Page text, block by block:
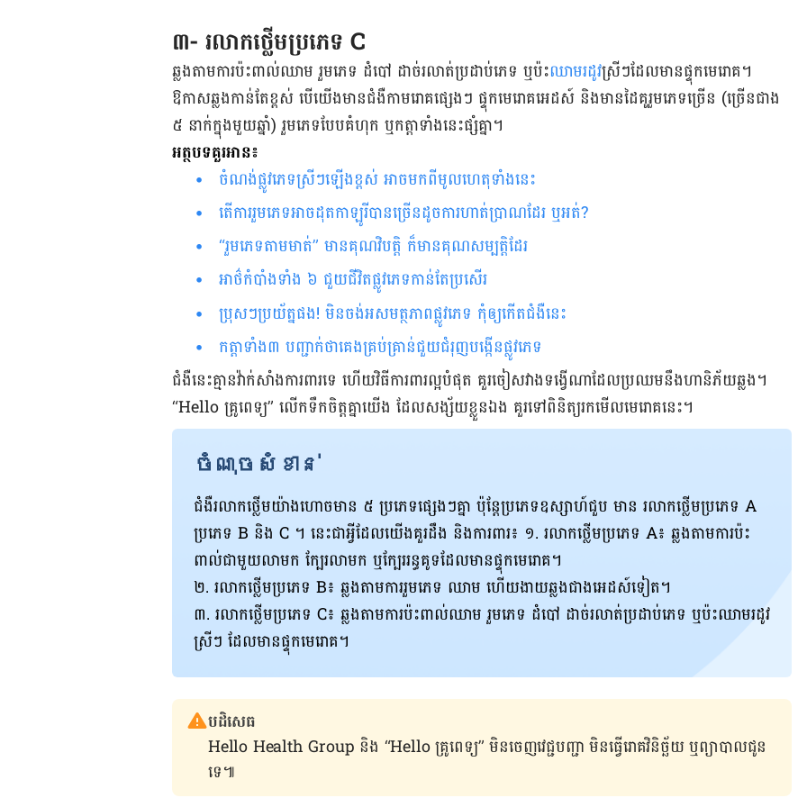
៣- រលាកថ្លើមប្រភេទ C
ឆ្លង​តាម​ការ​ប៉ះ​ពាល់​​ឈាម ​រួម​ភេទ ដំបៅ​ ​​ដាច់​រលាត់​ប្រដាប់​ភេទ ​ឬ​ប៉ះឈាម​រដូវស្រីៗដែល​មាន​ផ្ទុក​មេរោគ។
ឱកាស​​ឆ្លង​កាន់​តែ​ខ្ពស់ បើ​​យើង​មាន​ជំងឺ​កាម​រោគ​ផ្សេងៗ ផ្ទុក​មេរោគ​អេដស៍ និងមាន​ដៃ​គូ​រួម​ភេទ​ច្រើន (​ច្រើន​ជាង​
៥ នាក់​ក្នុង​មួយ​ឆ្នាំ) រួម​ភេទ​បែប​គំហុក ឬ​កត្តា​ទាំង​នេះ​ផ្សំ​គ្នា។
អត្ថបទគួរអាន៖
ចំណង់​ផ្លូវ​ភេទ​ស្រីៗឡើងខ្ពស់​ អាច​មក​ពី​មូលហេតុ​ទាំង​នេះ​​​​​​​​​​​​​​​​​​​​​​​​​​​​​​​​​​​​​​​​​​​​​​​​​​​
តើការ​រួម​ភេទអាចដុតកាឡូរីបាន​ច្រើន​ដូច​​ការ​ហាត់ប្រាណ​ដែរ​ ឬអត់?
“រួម​ភេទតាមមាត់” មាន​គុណ​វិបត្តិ ក៏មានគុណសម្បត្តិដែរ
អាថ៌​កំបាំង​ទាំង ៦ ជួយ​ជីវិត​ផ្លូវ​ភេទ​កាន់​តែ​ប្រសើរ
ប្រុសៗ​ប្រយ័ត្ន​ផង! មិន​ចង់​​អសមត្ថភាព​ផ្លូវ​ភេទ កុំ​ឲ្យ​កើត​ជំងឺ​នេះ
កត្តា​ទាំង​៣​ បញ្ជាក់​ថា​គេង​គ្រប់គ្រាន់​ជួយ​​​ជំរុញ​​​បង្កើនផ្លូវ​ភេទ
ជំងឺ​នេះ​គ្មាន​វ៉ាក់សាំង​ការពារ​ទេ​ ហើយវិធី​ការ​ពារ​ល្អ​បំផុត​ គួរ​ចៀស​វាង​ទង្វើ​ណាដែល​ប្រឈម​នឹងហានិភ័យ​ឆ្លង​។
“Hello គ្រូពេទ្យ” លើក​ទឹក​ចិត្តគ្នា​យើង​ ដែល​សង្ស័យ​ខ្លួន​ឯង គួរ​ទៅ​ពិនិត្យ​រក​មើល​មេរោគ​នេះ។
ចំណុចសំខាន់
ជំងឺ​រលាក​ថ្លើមយ៉ាង​ហោច​​មាន ៥ ប្រភេទ​ផ្សេងៗ​​គ្នា ប៉ុន្តែ​ប្រភេទ​ឧស្សាហ៍​ជួប ​មាន​ រលាក​ថ្លើម​ប្រភេទ A
ប្រភេទ B និង C ។ នេះជាអ្វីដែល​យើង​គួរ​ដឹង និង​ការពារ៖ ១. រលាកថ្លើមប្រភេទ A៖ ឆ្លងតាមការប៉ះ
ពាល់ជាមួយលាមក ក្បែរលាមក ឬ​ក្បែររន្ធគូទដែលមានផ្ទុកមេរោគ។
២. រលាកថ្លើមប្រភេទ B៖ ឆ្លងតាម​ការ​រួម​ភេទ ឈាម​ ហើយ​ងាយ​ឆ្លង​ជាង​អេដស៍​ទៀត។
៣. រលាក​ថ្លើម​ប្រភេទ C៖ ឆ្លង​តាម​ការ​ប៉ះពាល់​ឈាម​ រួម​ភេទ​ ដំបៅ ដាច់​រលាត់​ប្រដាប់​​ភេទ ឬ​ប៉ះ​ឈាម​រដូវ​
ស្រី​ៗ ដែល​មាន​ផ្ទុក​មេរោគ។
បដិសេធ
Hello Health Group និង “Hello គ្រូពេទ្យ” មិន​ចេញ​វេជ្ជបញ្ជា មិន​ធ្វើ​រោគវិនិច្ឆ័យ ឬ​ព្យាបាល​ជូន​
ទេ៕